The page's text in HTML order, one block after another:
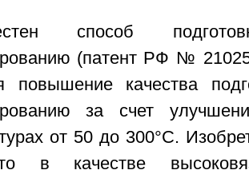
способ
(патент РФ №
повышение качества
за счет
от 50 до 300°С.
в качестве